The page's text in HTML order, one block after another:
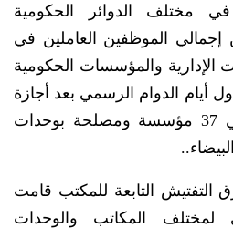
مختلف الدوائر الحكومية
بلغ 84 %.من إجمالي الموظفين العاملين في
الإدارية والمؤسسات الحكومية
16%..في أول أيام الدوام الرسمي بعد أجازة
عيد الأضحى المبارك في 37 مؤسسة ومصلحة بوحدات
التابعة للمكتب قامت
لمختلف المكاتب والوحدات